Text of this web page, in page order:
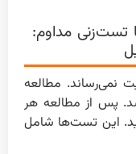
تست‌زنی مداوم:
نمی‌رساند. مطالعه
پس از مطالعه هر
این تست‌ها شامل